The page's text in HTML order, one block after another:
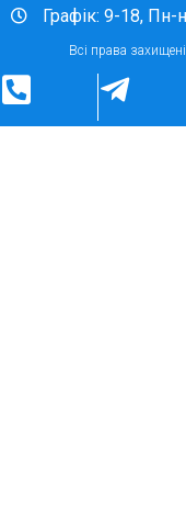
Графік: 9-18, Пн-
Всі права